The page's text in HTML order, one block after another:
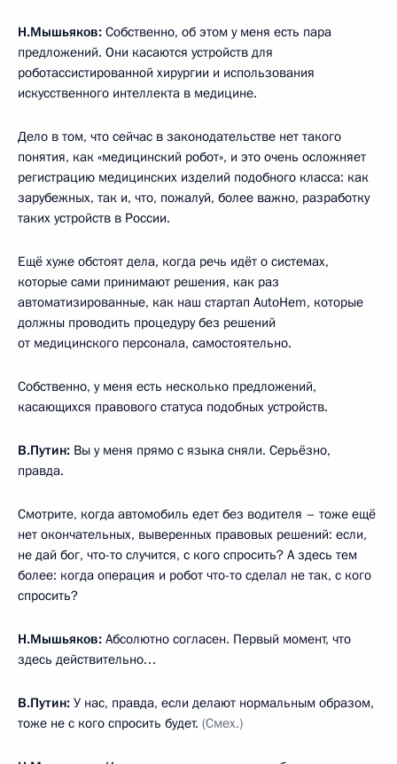
Н.Мышьяков: Собственно, об этом у меня есть пара
предложений. Они касаются устройств для
роботассистированной хирургии и использования
искусственного интеллекта в медицине.
Дело в том, что сейчас в законодательстве нет такого
понятия, как «медицинский робот», и это очень осложняет
регистрацию медицинских изделий подобного класса: как
зарубежных, так и, что, пожалуй, более важно, разработку
таких устройств в России.
Ещё хуже обстоят дела, когда речь идёт о системах,
которые сами принимают решения, как раз
автоматизированные, как наш стартап AutoHem, которые
должны проводить процедуру без решений
от медицинского персонала, самостоятельно.
Собственно, у меня есть несколько предложений,
касающихся правового статуса подобных устройств.
В.Путин: Вы у меня прямо с языка сняли. Серьёзно,
правда.
Смотрите, когда автомобиль едет без водителя – тоже ещё
нет окончательных, выверенных правовых решений: если,
не дай бог, что-то случится, с кого спросить? А здесь тем
более: когда операция и робот что-то сделал не так, с кого
спросить?
Н.Мышьяков: Абсолютно согласен. Первый момент, что
здесь действительно…
В.Путин: У нас, правда, если делают нормальным образом,
тоже не с кого спросить будет. (Смех.)